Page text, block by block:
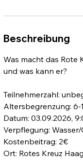
:
Beschreibung
Was macht das Rote
und was kann er?
Teilnehmerzahl:
Altersbegrenzung: 6-
Datum: 03.09.2026,
Verpflegung:
Kostenbeitrag: 2€
Ort: Rotes Kreuz